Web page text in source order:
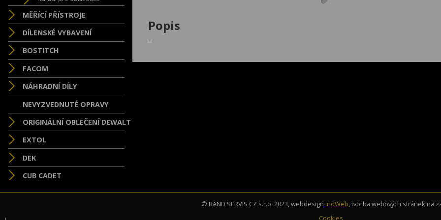
MĚŘÍCÍ PŘÍSTROJE
DÍLENSKÉ VYBAVENÍ
BOSTITCH
FACOM
NÁHRADNÍ DÍLY
NEVYZVEDNUTÉ OPRAVY
ORIGINÁLNÍ OBLEČENÍ DEWALT
EXTOL
DEK
CUB CADET
Popis
-
© BAND SERVIS CZ s.r.o. 2023, webdesign inoWeb, tvorba webových stránek na
Cookies